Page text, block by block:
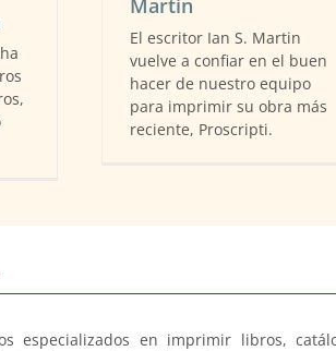
Martin
El escritor Ian S. Martin
vuelve a confiar en el buen
hacer de nuestro equipo
para imprimir su obra más
reciente, Proscripti.
especializados en imprimir libros,